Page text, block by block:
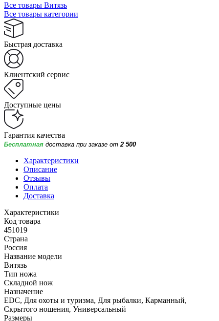
Все товары Витязь
Все товары категории
Быстрая доставка
Клиентский сервис
Доступные цены
Гарантия качества
Бесплатная доставка при заказе от 2 500
Характеристики
Описание
Отзывы
Оплата
Доставка
Характеристики
Код товара
451019
Страна
Россия
Название модели
Витязь
Тип ножа
Складной нож
Назначение
EDC, Для охоты и туризма, Для рыбалки, Карманный,
Скрытого ношения, Универсальный
Размеры